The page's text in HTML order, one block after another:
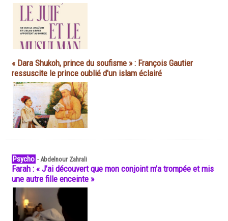
« Dara Shukoh, prince du soufisme » : François Gautier
ressuscite le prince oublié d'un islam éclairé
Psycho -Abdelnour Zahrali
Farah : « J’ai découvert que mon conjoint m’a trompée et mis
une autre fille enceinte »